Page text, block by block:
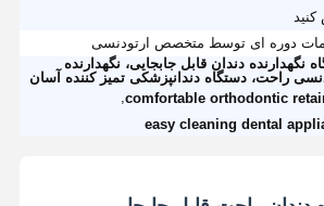
دوره ای توسط متخصص ارتودنسی
نگهدارنده دندان قابل جابجایی، نگهدارنده
راحت، دستگاه دندانپزشکی تمیز کننده آسان
comfortable orthodontic
easy cleaning dental